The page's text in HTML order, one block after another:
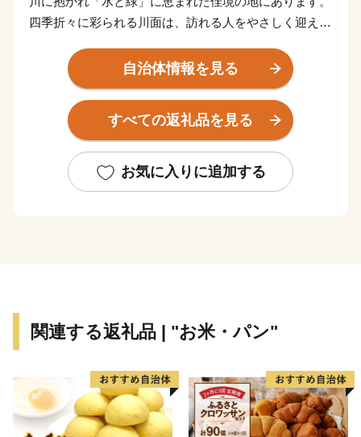
四季折々に彩られる川面は、訪れる人をやさしく迎えて
東海道新幹線岐阜羽島駅、名神高速道路岐阜羽島インタ
ーチェンジを併せ持つ「岐阜県の表玄関」羽島市は、こ
のような自然豊かな地で、交通の要衝としても大きく発
展しています。
く、注目される都市の一つとして数えられています。
自治体情報を見る
すべての返礼品を見る
お気に入りに追加する
関連する返礼品 | "お米・パン"